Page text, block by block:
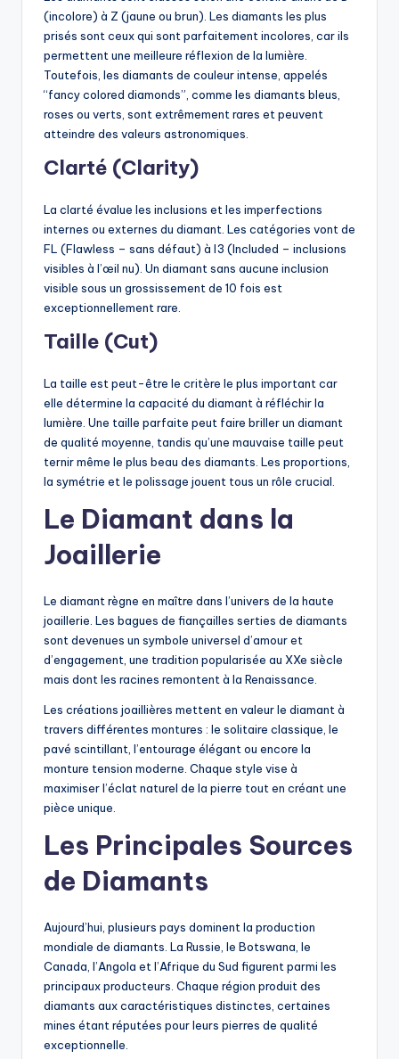
(incolore) à Z (jaune ou brun). Les diamants les plus
prisés sont ceux qui sont parfaitement incolores, car ils
permettent une meilleure réflexion de la lumière.
Toutefois, les diamants de couleur intense, appelés
“fancy colored diamonds”, comme les diamants bleus,
roses ou verts, sont extrêmement rares et peuvent
atteindre des valeurs astronomiques.
Clarté (Clarity)
La clarté évalue les inclusions et les imperfections
internes ou externes du diamant. Les catégories vont de
FL (Flawless – sans défaut) à I3 (Included – inclusions
visibles à l’œil nu). Un diamant sans aucune inclusion
visible sous un grossissement de 10 fois est
exceptionnellement rare.
Taille (Cut)
La taille est peut-être le critère le plus important car
elle détermine la capacité du diamant à réfléchir la
lumière. Une taille parfaite peut faire briller un diamant
de qualité moyenne, tandis qu’une mauvaise taille peut
ternir même le plus beau des diamants. Les proportions,
la symétrie et le polissage jouent tous un rôle crucial.
Le Diamant dans la
Joaillerie
Le diamant règne en maître dans l’univers de la haute
joaillerie. Les bagues de fiançailles serties de diamants
sont devenues un symbole universel d’amour et
d’engagement, une tradition popularisée au XXe siècle
mais dont les racines remontent à la Renaissance.
Les créations joaillières mettent en valeur le diamant à
travers différentes montures : le solitaire classique, le
pavé scintillant, l’entourage élégant ou encore la
monture tension moderne. Chaque style vise à
maximiser l’éclat naturel de la pierre tout en créant une
pièce unique.
Les Principales Sources
de Diamants
Aujourd’hui, plusieurs pays dominent la production
mondiale de diamants. La Russie, le Botswana, le
Canada, l’Angola et l’Afrique du Sud figurent parmi les
principaux producteurs. Chaque région produit des
diamants aux caractéristiques distinctes, certaines
mines étant réputées pour leurs pierres de qualité
exceptionnelle.